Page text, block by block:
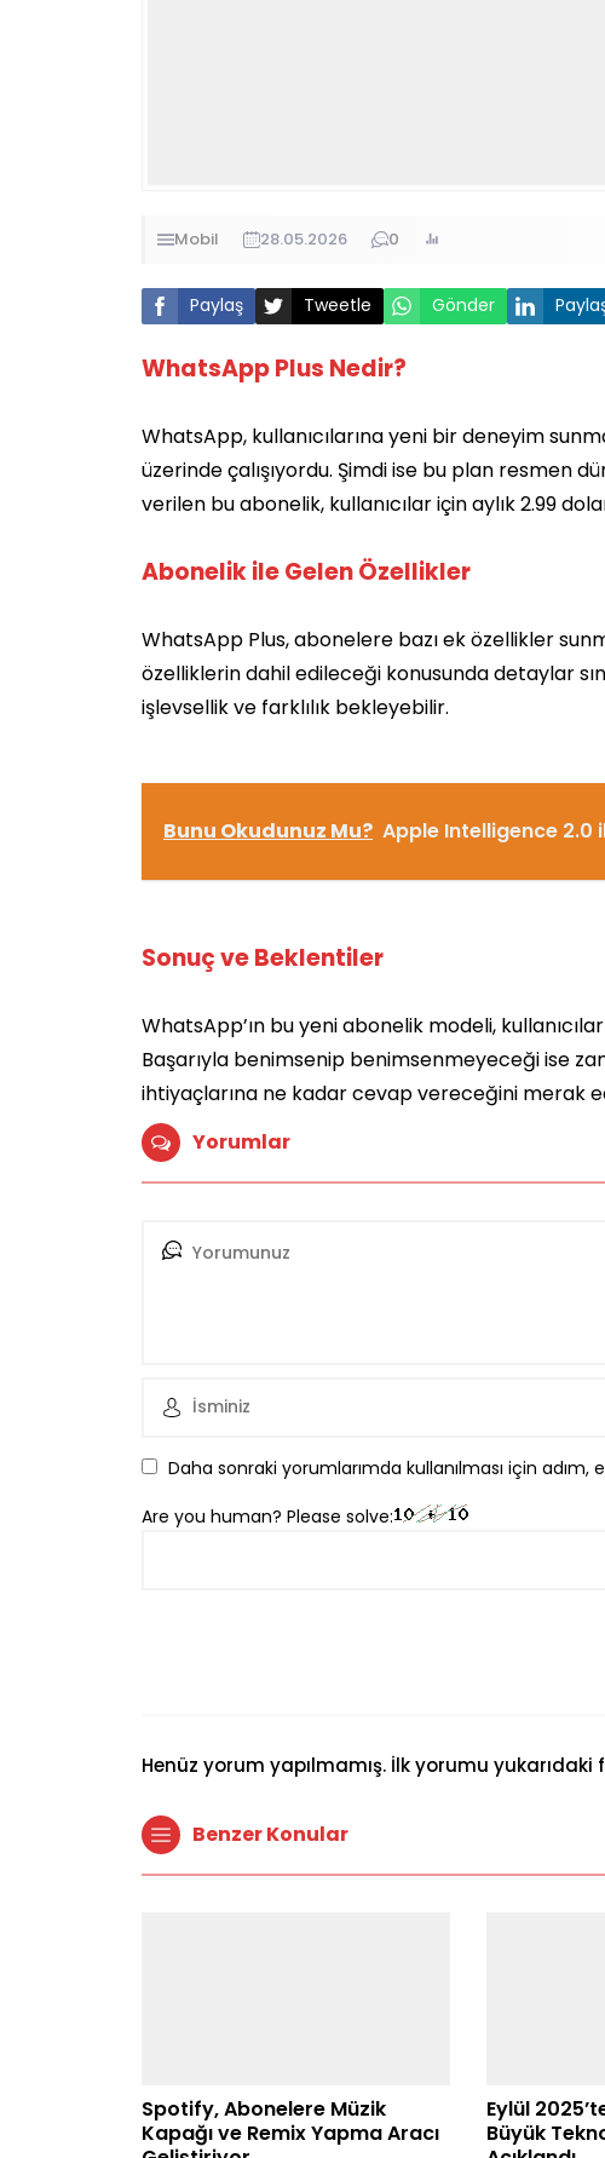
Mobil 28.05.2026 0
Paylaş Tweetle Gönder
WhatsApp Plus Nedir?
WhatsApp, kullanıcılarına yeni bir deneyim
üzerinde çalışıyordu. Şimdi ise bu plan resmen
verilen bu abonelik, kullanıcılar için aylık 2.99
Abonelik ile Gelen Özellikler
WhatsApp Plus, abonelere bazı ek özellikler
özelliklerin dahil edileceği konusunda detaylar
işlevsellik ve farklılık bekleyebilir.
Bunu Okudunuz Mu? Apple Intelligence 2.0
Sonuç ve Beklentiler
WhatsApp’ın bu yeni abonelik modeli,
Başarıyla benimsenip benimsenmeyeceği ise
ihtiyaçlarına ne kadar cevap vereceğini merak
Yorumlar
Daha sonraki yorumlarımda kullanılması için
Are you human? Please solve:
Henüz yorum yapılmamış. İlk yorumu
Benzer Konular
Spotify, Abonelere Müzik
Kapağı ve Remix Yapma Aracı
Eylül
Büyük